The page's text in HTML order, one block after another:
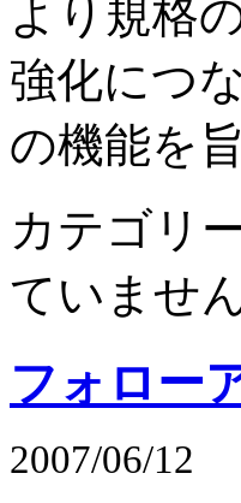
より規格
強化につ
の機能を
カテゴリ
ていませ
フォロー
2007/06/12